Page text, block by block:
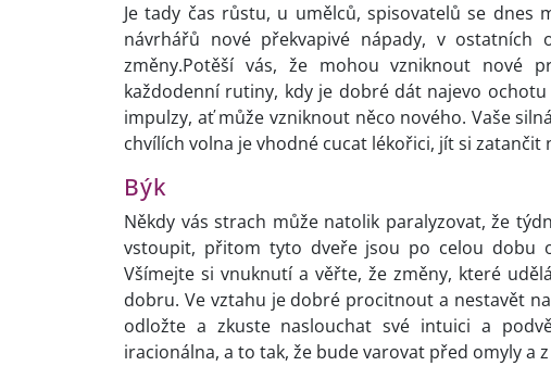
Je tady čas růstu, u umělců, spisovatelů se dnes
návrhářů nové překvapivé nápady, v
změny.Potěší vás, že mohou vzniknout nové
každodenní rutiny, kdy je dobré dát najevo
impulzy, ať může vzniknout něco nového. Vaše
chvílích volna je vhodné cucat lékořici, jít si
Býk
Někdy vás strach může natolik paralyzovat, že
vstoupit, přitom tyto dveře jsou po celou dobu
Všímejte si vnuknutí a věřte, že změny, které
dobru. Ve vztahu je dobré procitnout a nestavět
odložte a zkuste naslouchat své intuici a
iracionálna, a to tak, že bude varovat před omyly a